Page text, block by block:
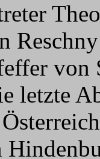
von
letzte